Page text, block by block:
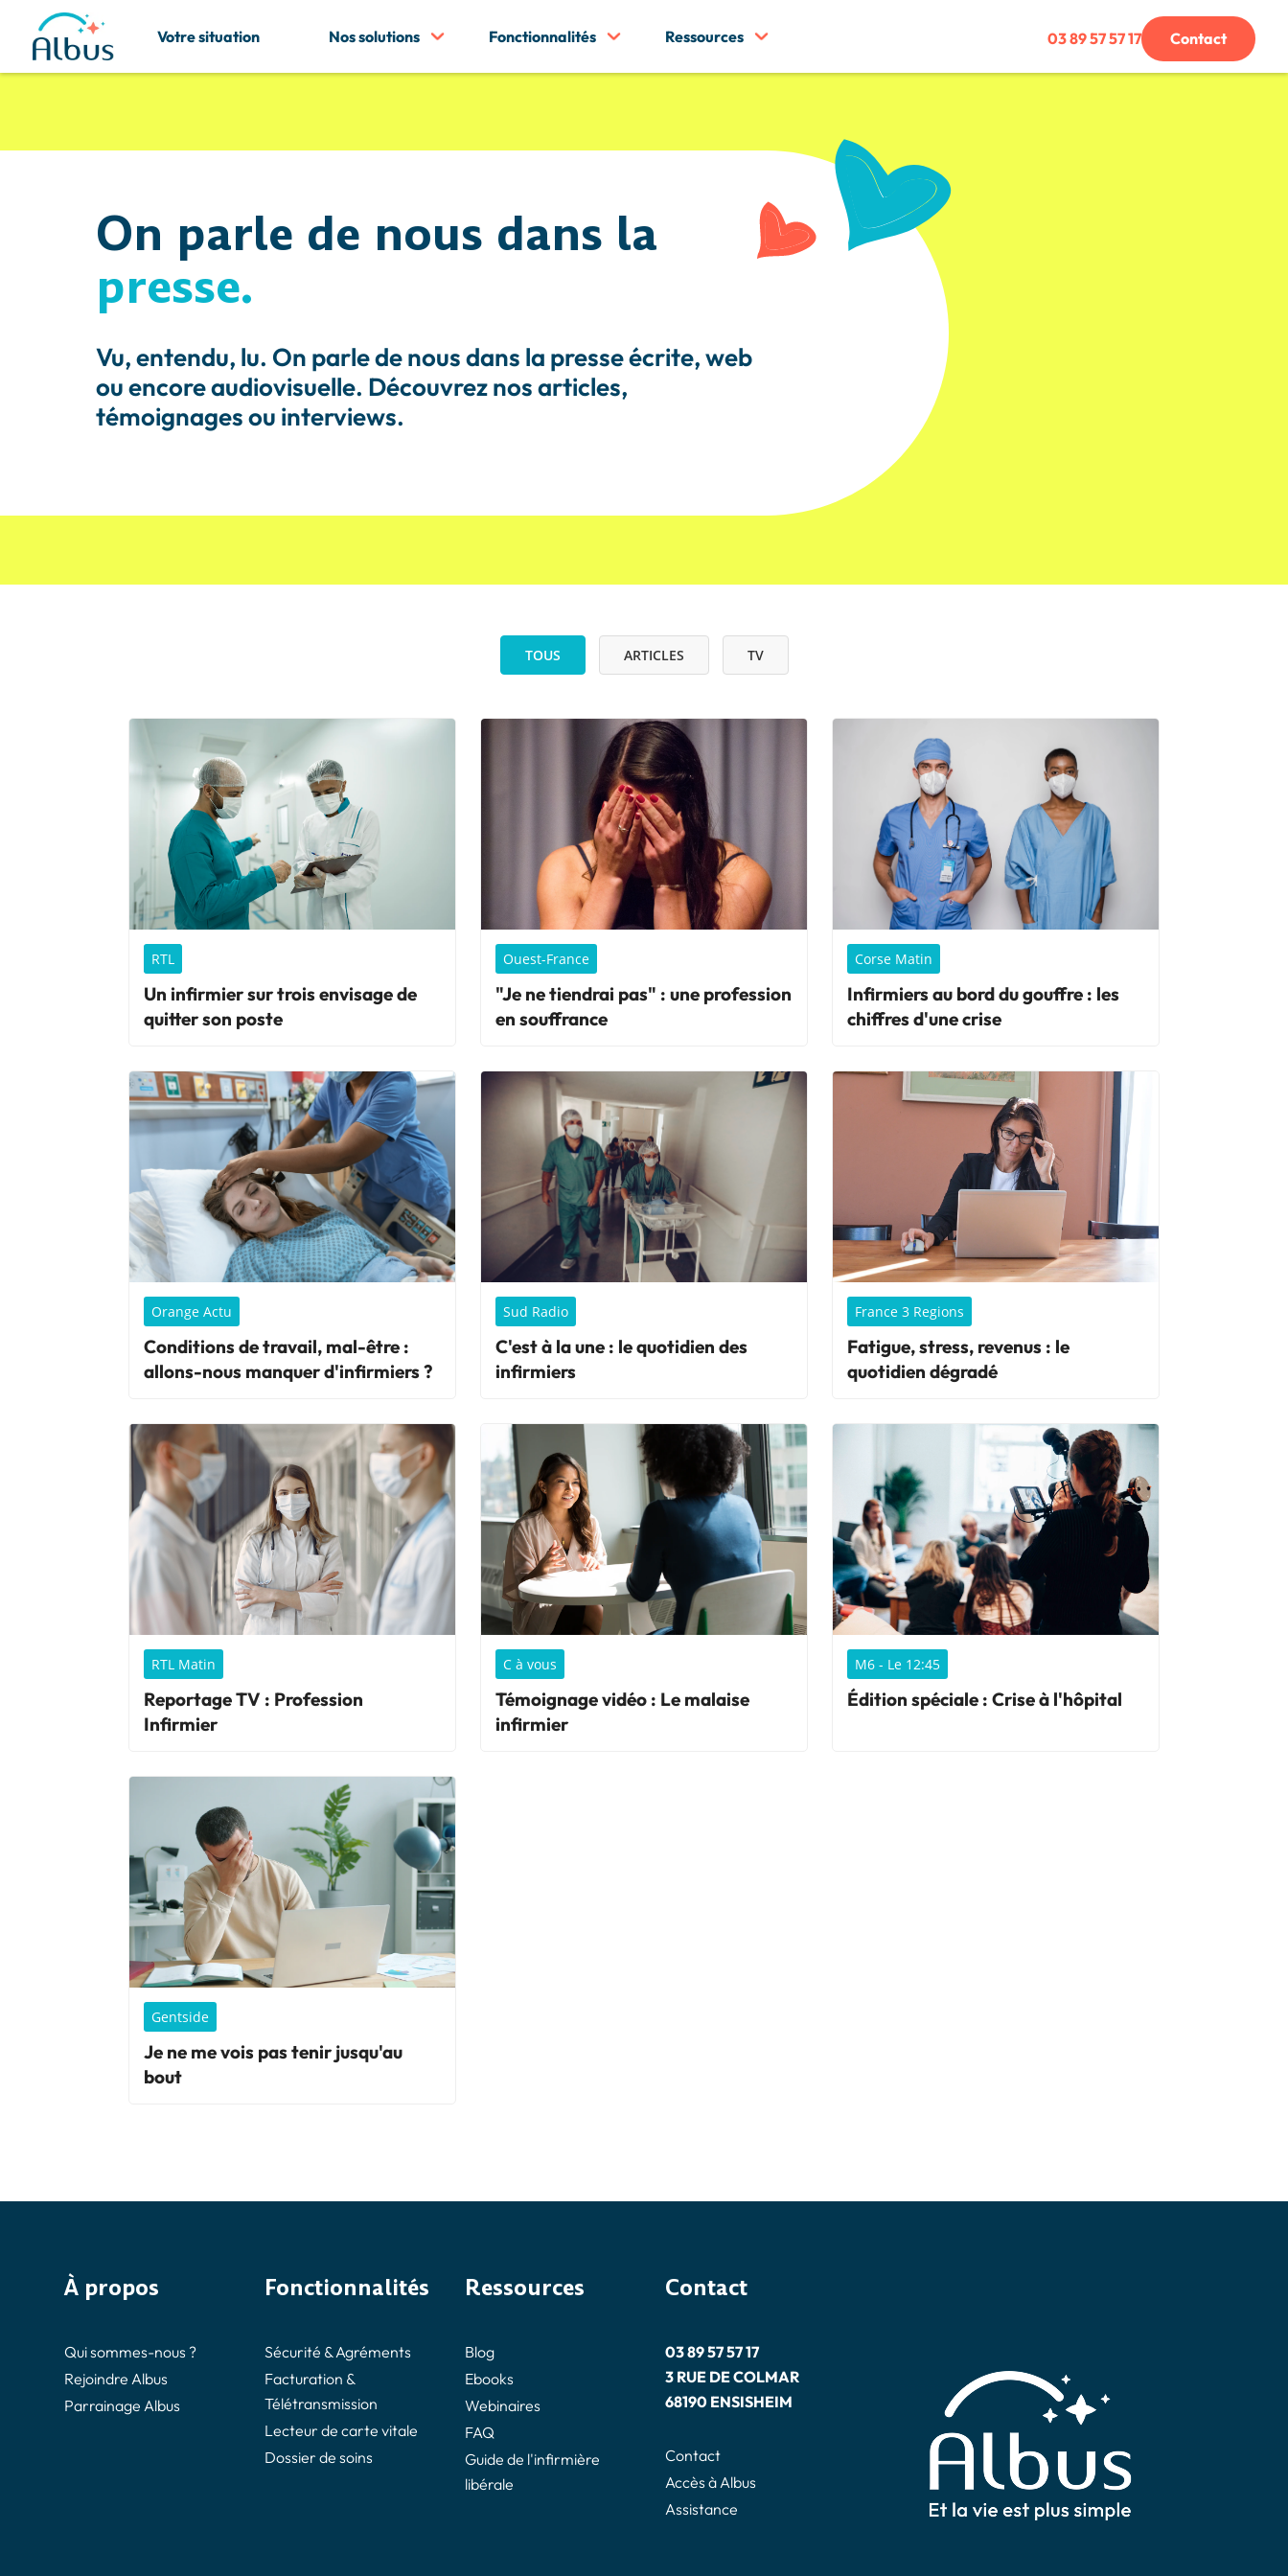
Votre situation Nos solutions Fonctionnalités Ressources 03 89 57 57 17 Contact
On parle de nous dans la
presse.
Vu, entendu, lu. On parle de nous dans la presse écrite, web
ou encore audiovisuelle. Découvrez nos articles,
témoignages ou interviews.
TOUS ARTICLES TV
RTL
Un infirmier sur trois envisage de
quitter son poste
Ouest-France
"Je ne tiendrai pas" : une profession
en souffrance
Corse Matin
Infirmiers au bord du gouffre : les
chiffres d'une crise
Orange Actu
Conditions de travail, mal-être :
allons-nous manquer d'infirmiers ?
Sud Radio
C'est à la une : le quotidien des
infirmiers
France 3 Regions
Fatigue, stress, revenus : le
quotidien dégradé
RTL Matin
Reportage TV : Profession
Infirmier
C à vous
Témoignage vidéo : Le malaise
infirmier
M6 - Le 12:45
Édition spéciale : Crise à l'hôpital
Gentside
Je ne me vois pas tenir jusqu'au
bout
À propos
Qui sommes-nous ?
Rejoindre Albus
Parrainage Albus
Fonctionnalités
Sécurité & Agréments
Facturation &
Télétransmission
Lecteur de carte vitale
Dossier de soins
Ressources
Blog
Ebooks
Webinaires
FAQ
Guide de l'infirmière
libérale
Contact
03 89 57 57 17
3 RUE DE COLMAR
68190 ENSISHEIM
Contact
Accès à Albus
Assistance